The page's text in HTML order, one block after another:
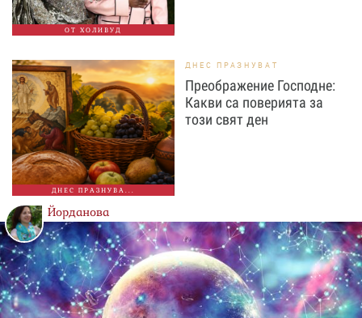
ОТ ХОЛИВУД
ДНЕС ПРАЗНУВА...
ДНЕС ПРАЗНУВАТ
Преображение Господне:
Какви са поверията за
този свят ден
Йорданова